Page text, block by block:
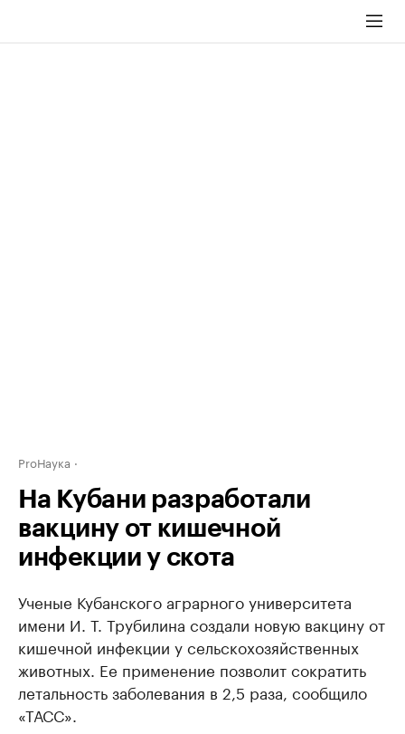
ProНаука
На Кубани разработали
вакцину от кишечной
инфекции у скота
Ученые Кубанского аграрного университета
имени И. Т. Трубилина создали новую вакцину от
кишечной инфекции у сельскохозяйственных
животных. Ее применение позволит сократить
летальность заболевания в 2,5 раза, сообщило
«ТАСС».